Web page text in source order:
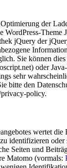
der
WordPress-
jQuery der
Sie können
oder
sehr
bitte den
policy.
wertet
identifizieren
Seiten und
Matomo (vormals: